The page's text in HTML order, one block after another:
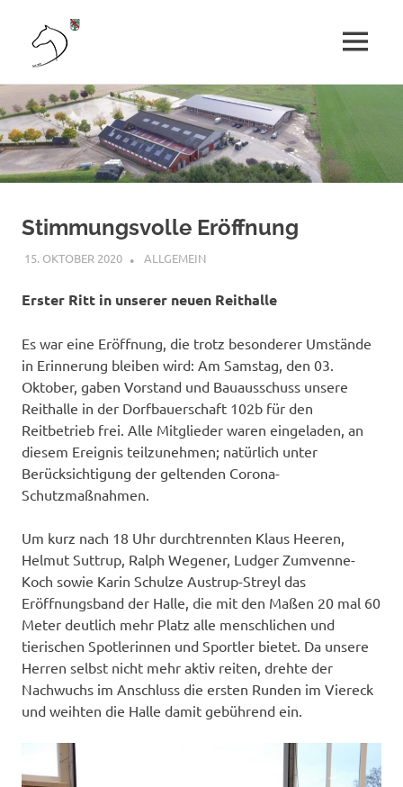
Zum
Inhalt
springen
und
Fahrverein
Senden
V.
Jugendliche
und
Erwachsene
erleben
Pferdesport.
MENÜ
Stimmungsvolle Eröffnung
15. OKTOBER 2020 AGNES SIELAND
ALLGEMEIN
Erster Ritt in unserer neuen Reithalle
Es war eine Eröffnung, die trotz besonderer Umstände
in Erinnerung bleiben wird: Am Samstag, den 03.
Oktober, gaben Vorstand und Bauausschuss unsere
Reithalle in der Dorfbauerschaft 102b für den
Reitbetrieb frei. Alle Mitglieder waren eingeladen, an
diesem Ereignis teilzunehmen; natürlich unter
Berücksichtigung der geltenden Corona-
Schutzmaßnahmen.
Um kurz nach 18 Uhr durchtrennten Klaus Heeren,
Helmut Suttrup, Ralph Wegener, Ludger Zumvenne-
Koch sowie Karin Schulze Austrup-Streyl das
Eröffnungsband der Halle, die mit den Maßen 20 mal 60
Meter deutlich mehr Platz alle menschlichen und
tierischen Spotlerinnen und Sportler bietet. Da unsere
Herren selbst nicht mehr aktiv reiten, drehte der
Nachwuchs im Anschluss die ersten Runden im Viereck
und weihten die Halle damit gebührend ein.